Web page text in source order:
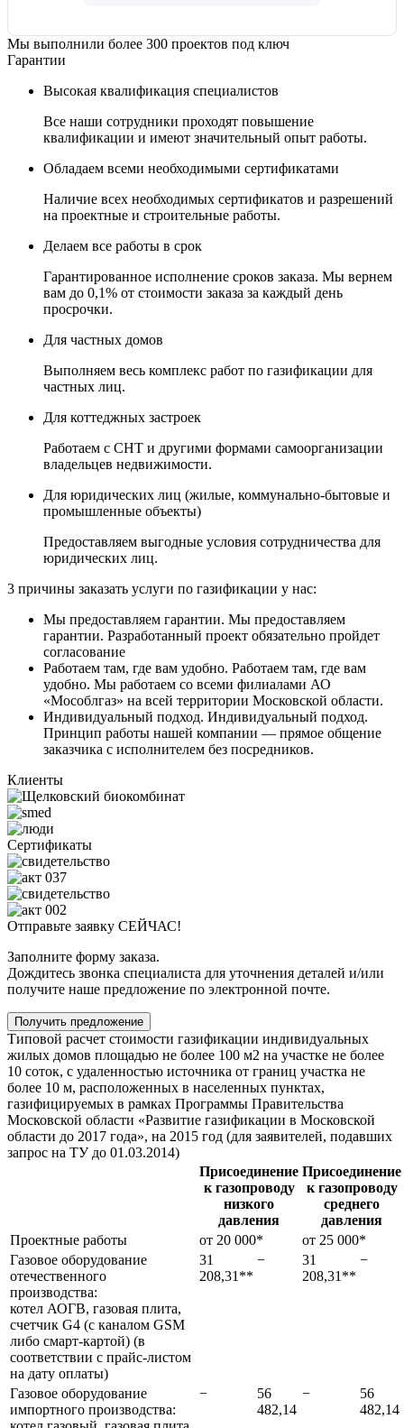
Мы выполнили более 300 проектов под ключ
Гарантии
Высокая квалификация специалистов
Все наши сотрудники проходят повышение
квалификации и имеют значительный опыт работы.
Обладаем всеми необходимыми сертификатами
Наличие всех необходимых сертификатов и разрешений
на проектные и строительные работы.
Делаем все работы в срок
Гарантированное исполнение сроков заказа. Мы вернем
вам до 0,1% от стоимости заказа за каждый день
просрочки.
Для частных домов
Выполняем весь комплекс работ по газификации для
частных лиц.
Для коттеджных застроек
Работаем с СНТ и другими формами самоорганизации
владельцев недвижимости.
Для юридических лиц (жилые, коммунально-бытовые и
промышленные объекты)
Предоставляем выгодные условия сотрудничества для
юридических лиц.
3 причины заказать услуги по газификации у нас:
Мы предоставляем гарантии. Мы предоставляем
гарантии. Разработанный проект обязательно пройдет
согласование
Работаем там, где вам удобно. Работаем там, где вам
удобно. Мы работаем со всеми филиалами АО
«Мособлгаз» на всей территории Московской области.
Индивидуальный подход. Индивидуальный подход.
Принцип работы нашей компании — прямое общение
заказчика с исполнителем без посредников.
Клиенты
Сертификаты
Отправьте заявку СЕЙЧАС!
Заполните форму заказа.
Дождитесь звонка специалиста для уточнения деталей и/или
получите наше предложение по электронной почте.
Получить предложение
Типовой расчет стоимости газификации индивидуальных
жилых домов площадью не более 100 м2 на участке не более
10 соток, с удаленностью источника от границ участка не
более 10 м, расположенных в населенных пунктах,
газифицируемых в рамках Программы Правительства
Московской области «Развитие газификации в Московской
области до 2017 года», на 2015 год (для заявителей, подавших
запрос на ТУ до 01.03.2014)
Присоединение
к газопроводу
низкого
давления
Присоединение
к газопроводу
среднего
давления
Проектные работы
от 20 000*
от 25 000*
Газовое оборудование
отечественного
производства:
котел АОГВ, газовая плита,
счетчик G4 (с каналом GSM
либо смарт-картой) (в
соответствии с прайс-листом
на дату оплаты)
31
208,31**
−
31
208,31**
−
Газовое оборудование
импортного производства:
−
56
482,14
−
56
482,14